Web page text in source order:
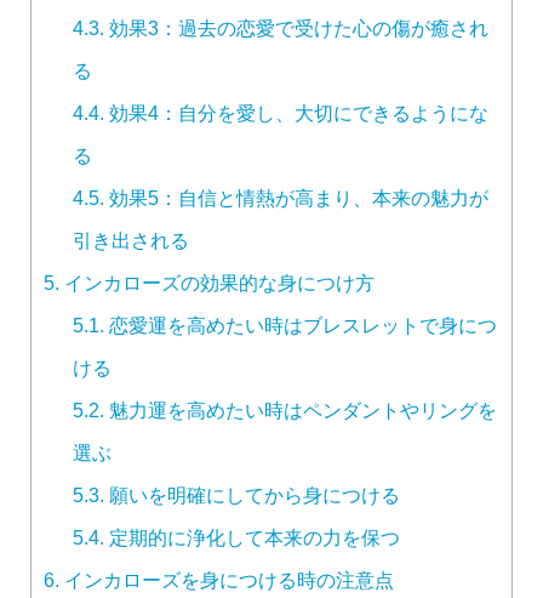
4.3. 効果3：過去の恋愛で受けた心の傷が癒され
る
4.4. 効果4：自分を愛し、大切にできるようにな
る
4.5. 効果5：自信と情熱が高まり、本来の魅力が
引き出される
5. インカローズの効果的な身につけ方
5.1. 恋愛運を高めたい時はブレスレットで身につ
ける
5.2. 魅力運を高めたい時はペンダントやリングを
選ぶ
5.3. 願いを明確にしてから身につける
5.4. 定期的に浄化して本来の力を保つ
6. インカローズを身につける時の注意点